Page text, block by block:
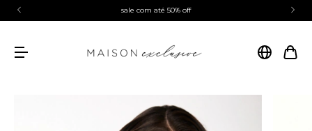
sale com até 50% off